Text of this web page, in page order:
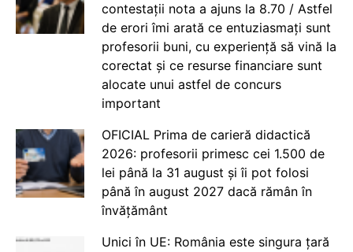
contestații nota a ajuns la 8.70 / Astfel
de erori îmi arată ce entuziasmați sunt
profesorii buni, cu experiență să vină la
corectat și ce resurse financiare sunt
alocate unui astfel de concurs
important
OFICIAL Prima de carieră didactică
2026: profesorii primesc cei 1.500 de
lei până la 31 august și îi pot folosi
până în august 2027 dacă rămân în
învățământ
Unici în UE: România este singura țară